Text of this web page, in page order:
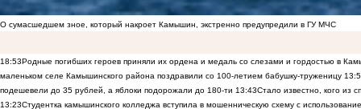
О сумасшедшем зное, который накроет Камышин, экстренно предупредили в ГУ МЧС
18:53Родные погибших героев приняли их ордена и медаль со слезами и гордостью в
маленьком селе Камышинского района поздравили со 100-летием бабушку-труженицу
подешевели до 35 рублей, а яблоки подорожали до 180-ти 13:43Стало известно, кого из
13:23Студентка камышинского колледжа вступила в мошенническую схему с